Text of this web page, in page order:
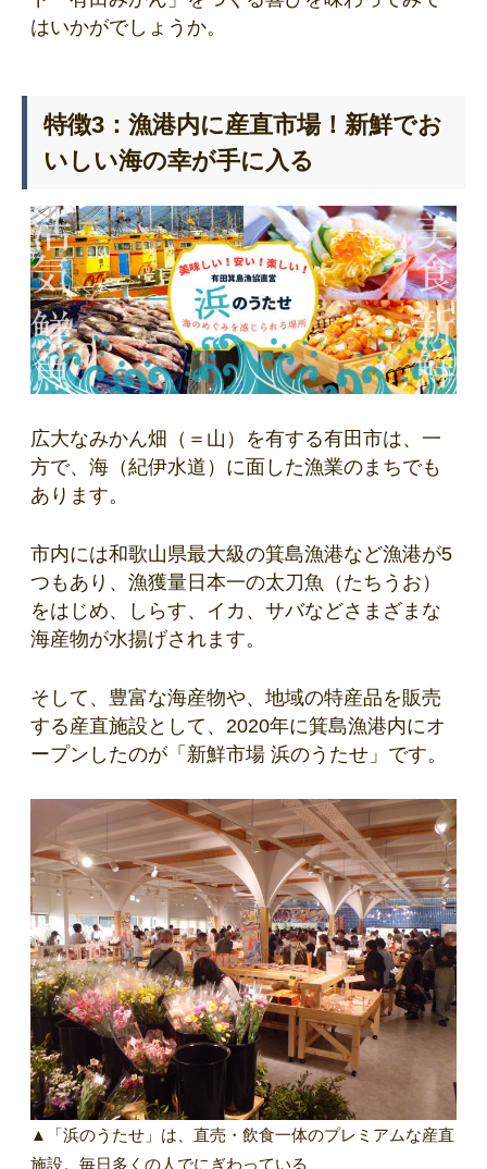
はいかがでしょうか。
特徴3：漁港内に産直市場！新鮮でお
いしい海の幸が手に入る
広大なみかん畑（＝山）を有する有田市は、一
方で、海（紀伊水道）に面した漁業のまちでも
あります。
市内には和歌山県最大級の箕島漁港など漁港が5
つもあり、漁獲量日本一の太刀魚（たちうお）
をはじめ、しらす、イカ、サバなどさまざまな
海産物が水揚げされます。
そして、豊富な海産物や、地域の特産品を販売
する産直施設として、2020年に箕島漁港内にオ
ープンしたのが「新鮮市場 浜のうたせ」です。
▲「浜のうたせ」は、直売・飲食一体のプレミアムな産直
施設。毎日多くの人でにぎわっている